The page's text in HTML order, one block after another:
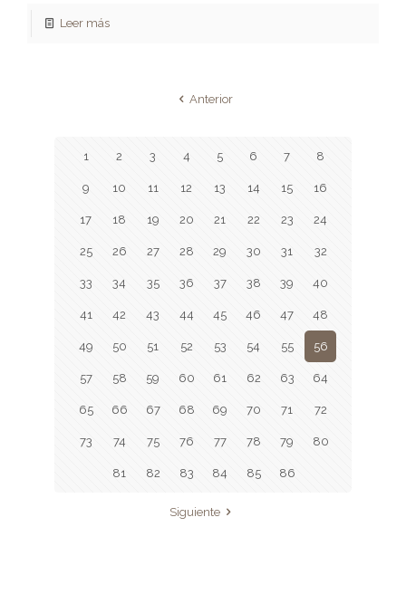
Leer más
Anterior
1 2 3 4 5 6 7 8
9 10 11 12 13 14 15 16
17 18 19 20 21 22 23 24
25 26 27 28 29 30 31 32
33 34 35 36 37 38 39 40
41 42 43 44 45 46 47 48
49 50 51 52 53 54 55 56
57 58 59 60 61 62 63 64
65 66 67 68 69 70 71 72
73 74 75 76 77 78 79 80
81 82 83 84 85 86
Siguiente